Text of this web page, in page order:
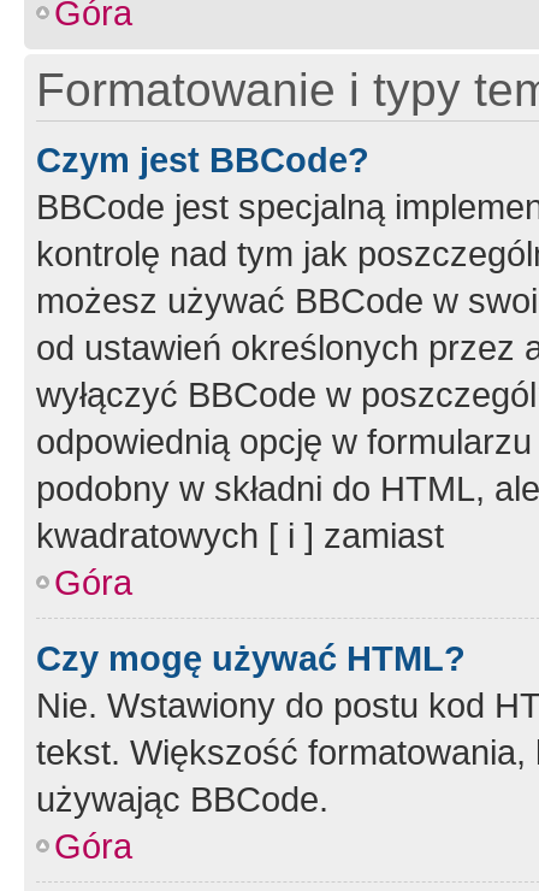
Góra
Formatowanie i typy
Czym jest BBCode?
BBCode jest specjalną
kontrolę nad tym jak
możesz używać BBCode w
od ustawień określonych przez
wyłączyć BBCode w
odpowiednią opcję w
podobny w składni do HTML,
kwadratowych [ i ] zamiast
Góra
Czy mogę używać HTML?
Nie. Wstawiony do postu kod
tekst. Większość
używając BBCode.
Góra